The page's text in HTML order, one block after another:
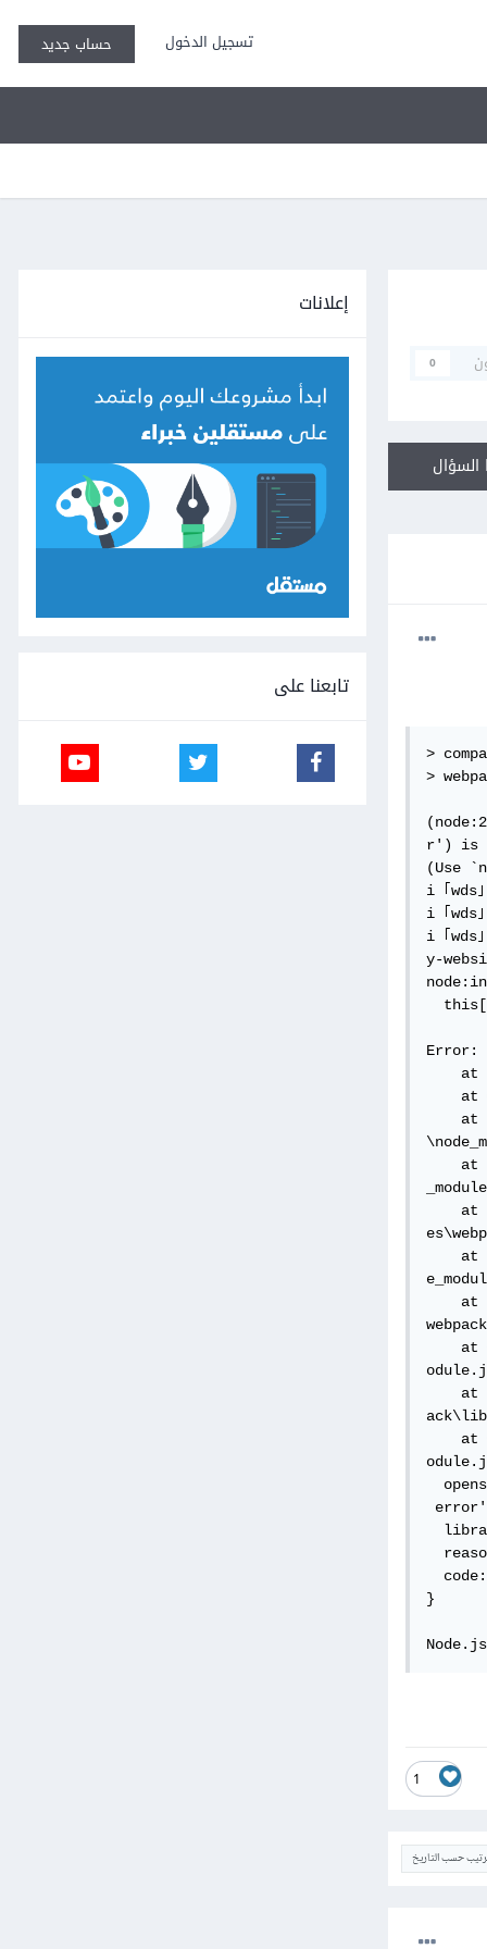
تسجيل الدخول حساب جديد
0
>
>
r') is
(Use
i ｢
i ｢wds
i ｢wds
y-
Error:
at
at
at
at
at
at
at
at
at
at
}
1
حسب التاريخ
إعلانات
تابعنا على